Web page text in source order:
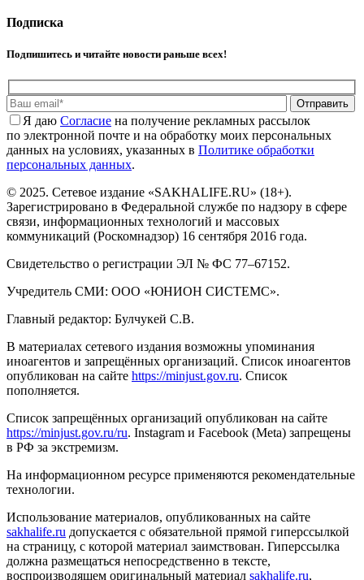
Подписка
Подпишитесь и читайте новости раньше всех!
Отправить
Я даю Cогласие на получение рекламных рассылок
по электронной почте и на обработку моих персональных
данных на условиях, указанных в Политике обработки
персональных данных.
© 2025. Сетевое издание «SAKHALIFE.RU» (18+).
Зарегистрировано в Федеральной службе по надзору в сфере
связи, информационных технологий и массовых
коммуникаций (Роскомнадзор) 16 сентября 2016 года.
Свидетельство о регистрации ЭЛ № ФС 77–67152.
Учредитель СМИ: ООО «ЮНИОН СИСТЕМС».
Главный редактор: Булчукей С.В.
В материалах сетевого издания возможны упоминания
иноагентов и запрещённых организаций. Список иноагентов
опубликован на сайте https://minjust.gov.ru. Список
пополняется.
Список запрещённых организаций опубликован на сайте
https://minjust.gov.ru/ru. Instagram и Facebook (Metа) запрещены
в РФ за экстремизм.
На информационном ресурсе применяются рекомендательные
технологии.
Использование материалов, опубликованных на сайте
sakhalife.ru допускается с обязательной прямой гиперссылкой
на страницу, с которой материал заимствован. Гиперссылка
должна размещаться непосредственно в тексте,
воспроизводящем оригинальный материал sakhalife.ru,